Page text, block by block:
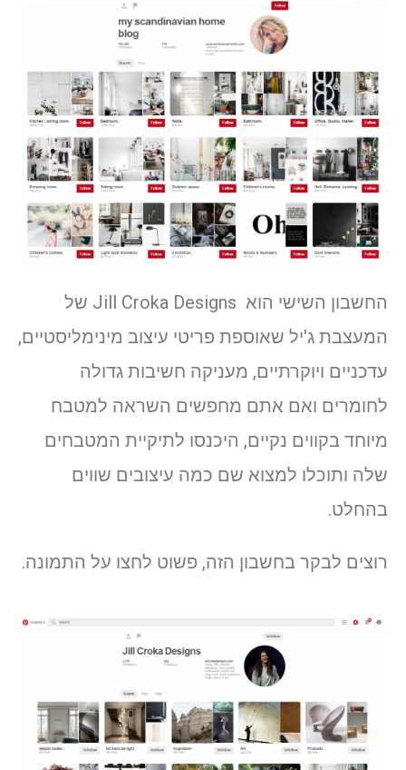
החשבון השישי הוא Jill Croka Designs של
המעצבת ג'יל שאוספת פריטי עיצוב מינימליסטיים,
עדכניים ויוקרתיים, מעניקה חשיבות גדולה
לחומרים ואם אתם מחפשים השראה למטבח
מיוחד בקווים נקיים, היכנסו לתיקיית המטבחים
שלה ותוכלו למצוא שם כמה עיצובים שווים
בהחלט.
רוצים לבקר בחשבון הזה, פשוט לחצו על התמונה.